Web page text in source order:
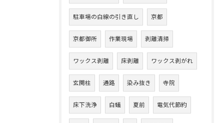
駐車場の白線の引き直し 京都
京都御所 作業現場 剥離清掃
ワックス剥離 床剥離 ワックス剥がれ
玄関柱 通路 染み抜き 寺院
床下洗浄 白蟻 夏前 電気代節約